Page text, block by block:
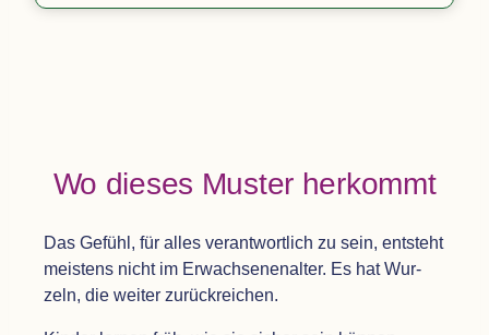
Wo die­ses Mus­ter herkommt
Das Gefühl, für alles ver­ant­wort­lich zu sein, ent­steht
meis­tens nicht im Erwach­se­nen­al­ter. Es hat Wur­
zeln, die wei­ter zurückreichen.